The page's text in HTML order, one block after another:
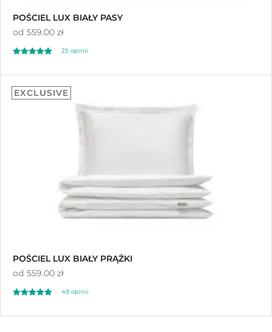
POŚCIEL LUX BIAŁY PASY
od 559.00 zł
na 5 na
25 opinii
EXCLUSIVE
POŚCIEL LUX BIAŁY PRĄŻKI
od 559.00 zł
49 opinii